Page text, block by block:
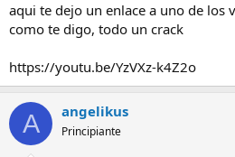
aqui te dejo un enlace a uno de los
como te digo, todo un crack
https://youtu.be/YzVXz-k4Z2o
A angelikus
Principiante